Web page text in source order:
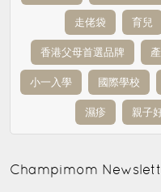
走佬袋 育兒
香港父母首選品牌
小一入學 國際學校
濕疹 親子
Champimom